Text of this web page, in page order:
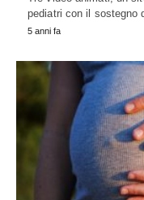
pediatri con il
5 anni fa